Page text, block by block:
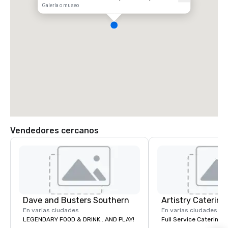
Galería o museo
Vendedores cercanos
Dave and Busters Southern
En varias ciudades
LEGENDARY FOOD & DRINK...AND PLAY!
Artistry Catering
En varias ciudades
Full Service Catering